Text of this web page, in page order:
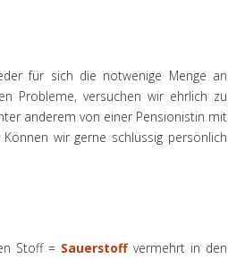
für sich die notwenige Menge an
Probleme, versuchen wir ehrlich zu
anderem von einer Pensionistin mit
wir gerne schlüssig persönlich
Stoff = Sauerstoffvermehrt in den